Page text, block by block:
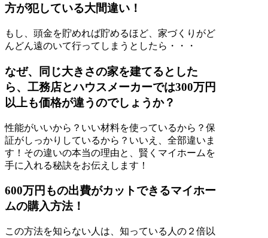
方が犯している大間違い！
もし、頭金を貯めれば貯めるほど、家づくりがど
んどん遠のいて行ってしまうとしたら・・・
なぜ、同じ大きさの家を建てるとした
ら、工務店とハウスメーカーでは300万円
以上も価格が違うのでしょうか？
性能がいいから？いい材料を使っているから？保
証がしっかりしているから？いいえ、全部違いま
す！その違いの本当の理由と、賢くマイホームを
手に入れる秘訣をお伝えします！
600万円もの出費がカットできるマイホー
ムの購入方法！
この方法を知らない人は、知っている人の２倍以